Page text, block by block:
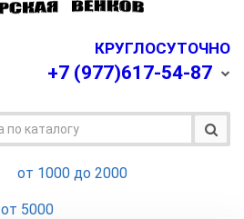
КРУГЛОСУТОЧНО
+7 (977)617-54-87
от 1000 до 2000
от 5000